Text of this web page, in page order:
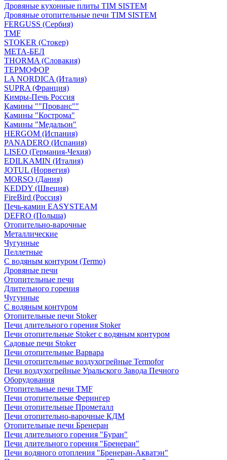
Дровяные кухонные плиты TIM SISTEM
Дровяные отопительные печи TIM SISTEM
FERGUSS (Сербия)
TMF
STOKER (Стокер)
МЕТА-БЕЛ
THORMA (Словакия)
ТЕРМОФОР
LA NORDICA (Италия)
SUPRA (Франция)
Кимры-Печь Россия
Камины ""Прованс""
Камины "Кострома"
Камины "Медальон"
HERGOM (Испания)
PANADERO (Испания)
LISEO (Германия-Чехия)
EDILKAMIN (Италия)
JOTUL (Норвегия)
MORSO (Дания)
KEDDY (Швеция)
FireBird (Россия)
Печь-камин EASYSTEAM
DEFRO (Польша)
Отопительно-варочные
Металлические
Чугунные
Пеллетные
С водяным контуром (Termo)
Дровяные печи
Отопительные печи
Длительного горения
Чугунные
C водяным контуром
Отопительные печи Stoker
Печи длительного горения Stoker
Печи отопительные Stoker с водяным контуром
Садовые печи Stoker
Печи отопительные Варвара
Печи отопительные воздухогрейные Termofor
Печи воздухогрейные Уральского Завода Печного
Оборудования
Отопительные печи TMF
Печи отопительные Ферингер
Печи отопительные Прометалл
Печи отопительно-варочные КДМ
Отопительные печи Бренеран
Печи длительного горения "Буран"
Печи длительного горения "Бренеран"
Печи водяного отопления "Бренеран-Акватэн"